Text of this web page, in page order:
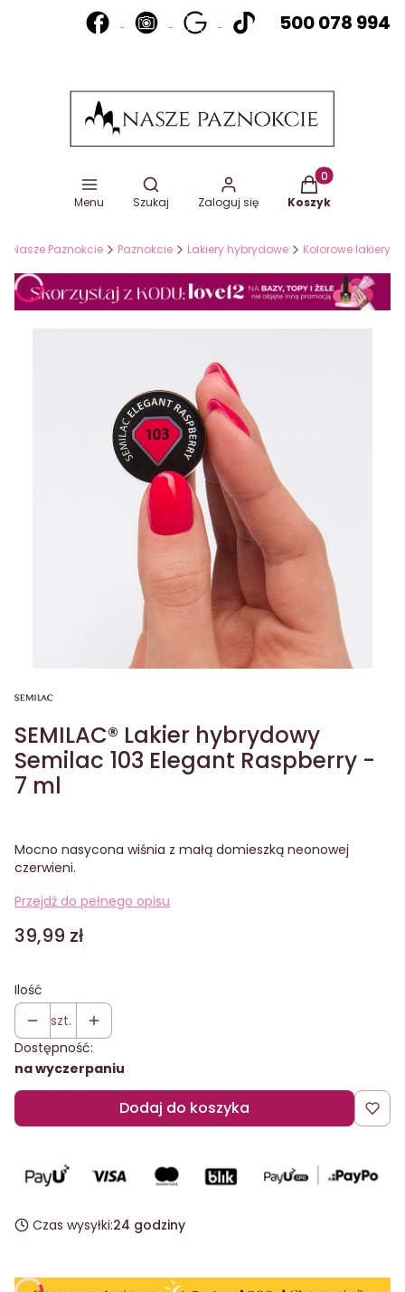
500 078 994
Menu
Otwórz wyszukiwarkę
Szukaj Zaloguj się
Produkty w
Koszyk
Nasze Paznokcie Paznokcie Lakiery hybrydowe Kolorowe lakiery
SEMILAC® Lakier hybrydowy
Semilac 103 Elegant Raspberry -
7 ml
Mocno nasycona wiśnia z małą domieszką neonowej
czerwieni.
Przejdź do pełnego opisu
Cena
39,99 zł
Ilość
szt.
Dostępność:
na wyczerpaniu
Dodaj do koszyka
Czas wysyłki:24 godziny